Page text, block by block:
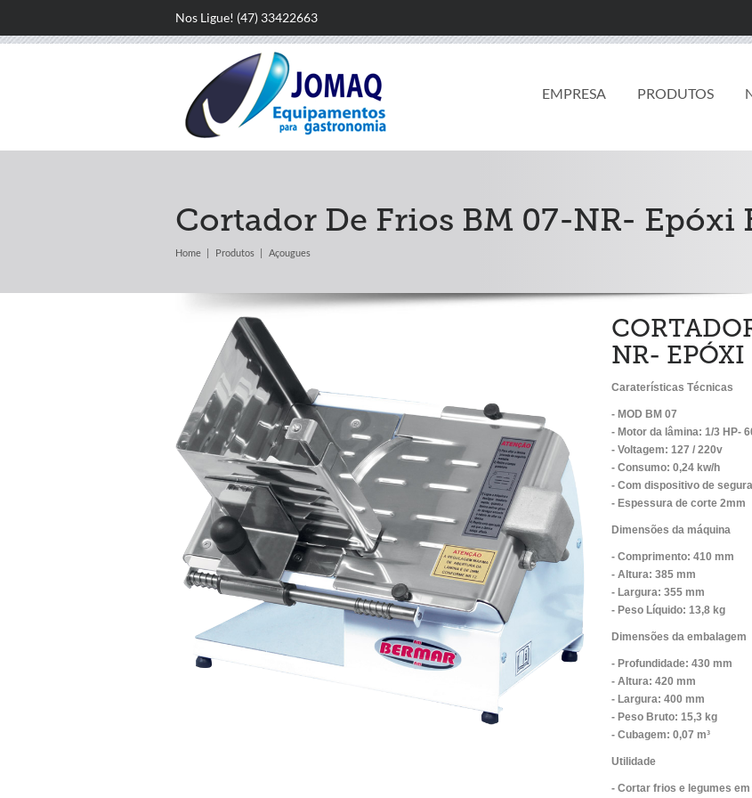
Nos Ligue! (47) 33422663
EMPRESA PRODUTOS
Cortador De Frios BM 07-NR- Epóxi
Home Produtos Açougues
NR- EPÓXI
Caraterísticas Técnicas
- MOD BM 07
- Motor da lâmina: 1/3 HP-
- Voltagem: 127 / 220v
- Consumo: 0,24 kw/h
- Com dispositivo de
- Espessura de corte 2mm
Dimensões da máquina
- Comprimento: 410 mm
- Altura: 385 mm
- Largura: 355 mm
- Peso Líquido: 13,8 kg
Dimensões da embalagem
- Profundidade: 430 mm
- Altura: 420 mm
- Largura: 400 mm
- Peso Bruto: 15,3 kg
- Cubagem: 0,07 m³
Utilidade
- Cortar frios e legumes em